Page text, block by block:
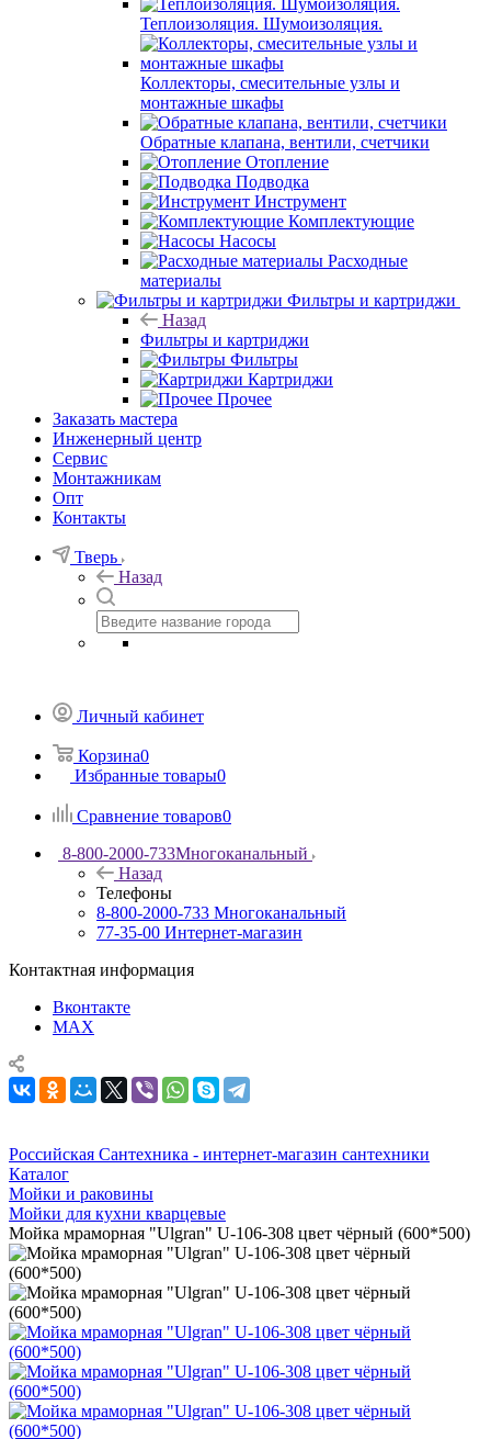
Теплоизоляция. Шумоизоляция.
Коллекторы, смесительные узлы и
монтажные шкафы
Обратные клапана, вентили, счетчики
Отопление
Подводка
Инструмент
Комплектующие
Насосы
Расходные
материалы
Фильтры и картриджи
Назад
Фильтры и картриджи
Фильтры
Картриджи
Прочее
Заказать мастера
Инженерный центр
Сервис
Монтажникам
Опт
Контакты
Тверь
Назад
Личный кабинет
Корзина0
Избранные товары0
Сравнение товаров0
8-800-2000-733Многоканальный
Назад
Телефоны
8-800-2000-733 Многоканальный
77-35-00 Интернет-магазин
Контактная информация
Вконтакте
MAX
Российская Сантехника - интернет-магазин сантехники
Каталог
Мойки и раковины
Мойки для кухни кварцевые
Мойка мраморная "Ulgran" U-106-308 цвет чёрный (600*500)